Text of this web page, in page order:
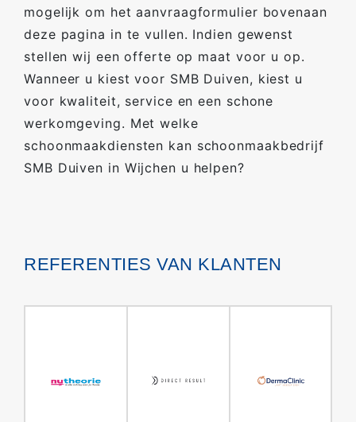
mogelijk om het aanvraagformulier bovenaan
deze pagina in te vullen. Indien gewenst
stellen wij een offerte op maat voor u op.
Wanneer u kiest voor SMB Duiven, kiest u
voor kwaliteit, service en een schone
werkomgeving. Met welke
schoonmaakdiensten kan schoonmaakbedrijf
SMB Duiven in Wijchen u helpen?
REFERENTIES VAN KLANTEN